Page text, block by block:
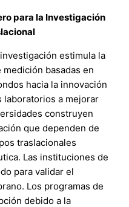
para la Investigación
estimula la
basadas en
hacia la innovación
laboratorios a mejorar
construyen
que dependen de
traslacionales
Las instituciones de
para validar el
Los programas de
debido a la